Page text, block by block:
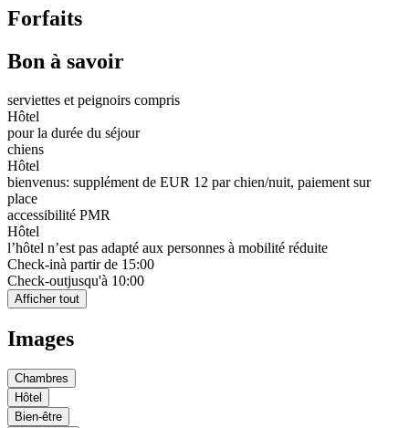
Forfaits
Bon à savoir
serviettes et peignoirs compris
Hôtel
pour la durée du séjour
chiens
Hôtel
bienvenus: supplément de EUR 12 par chien/nuit, paiement sur
place
accessibilité PMR
Hôtel
l’hôtel n’est pas adapté aux personnes à mobilité réduite
Check-inà partir de 15:00
Check-outjusqu'à 10:00
Afficher tout
Images
Chambres
Hôtel
Bien-être